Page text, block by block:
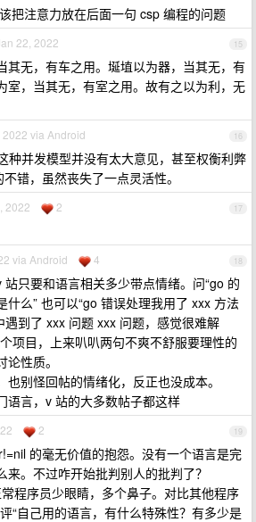
把注意力放在后面一句 csp 编程的问题
15
22, 2022
其无，有车之用。埏埴以为器，当其无，有
室，当其无，有室之用。故有之以为利，无
16
via Android
种并发模型并没有太大意见，甚至权衡利弊
错，虽然丧失了一点灵活性。
17
2022 2
18
via Android 4
只要和语言相关多少带点情绪。问“go 的
什么” 也可以“go 错误处理我用了 xxx 方法
到了 xxx 问题 xxx 问题，感觉很难解
项目，上来叭叭两句不爽不舒服要理性的
性质。
别怪回帖的情绪化，反正也没成本。
语言，v 站的大多数帖子都这样
19
2
的毫无价值的抱怨。没有一个语言是完
来。不过咋开始批判别人的批判了？
程序员少眼睛，多个鼻子。对比其他程序
“自己用的语言，有什么特殊性？有多少是